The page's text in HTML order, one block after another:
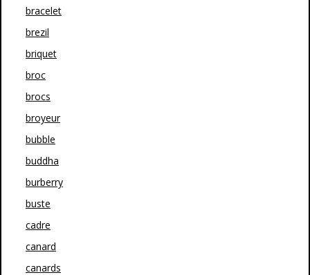
bracelet
brezil
briquet
broc
brocs
broyeur
bubble
buddha
burberry
buste
cadre
canard
canards